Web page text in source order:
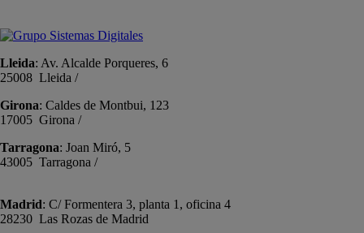
Lleida: Av. Alcalde Porqueres, 6
25008 Lleida /
Girona: Caldes de Montbui, 123
17005 Girona /
Tarragona: Joan Miró, 5
43005 Tarragona /
Madrid: C/ Formentera 3, planta 1, oficina 4
28230 Las Rozas de Madrid